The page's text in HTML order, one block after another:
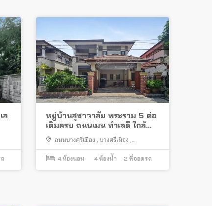
ล
หมู่บ้านสุชาวาลัย พระราม 5 ต่อ
เติมครบ ถนนเมน ทำเลดี ใกล้
แม็คโคร นครอินทร์
ถนนบางศรีเมือง , บางศรีเมือง ,
เมืองนนทบุรี
4 ห้องนอน 4 ห้องน้ำ 2 ที่จอดรถ